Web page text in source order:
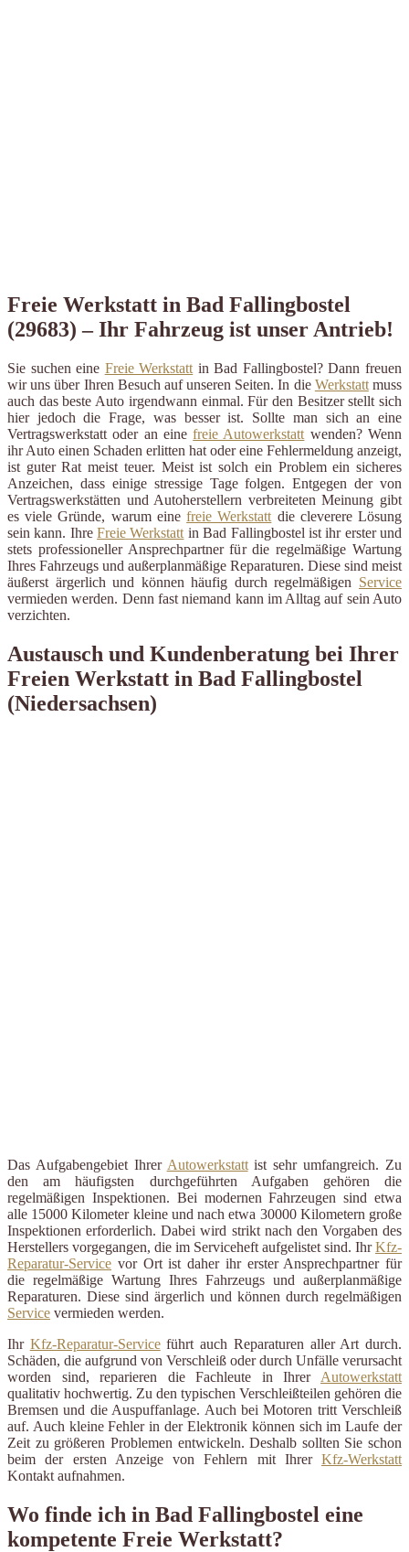
Freie Werkstatt in Bad Fallingbostel
(29683) – Ihr Fahrzeug ist unser Antrieb!
Sie suchen eine Freie Werkstatt in Bad Fallingbostel? Dann freuen
wir uns über Ihren Besuch auf unseren Seiten. In die Werkstattmuss
auch das beste Auto irgendwann einmal. Für den Besitzer stellt sich
hier jedoch die Frage, was besser ist. Sollte man sich an eine
Vertragswerkstatt oder an einefreie Autowerkstatt wenden? Wenn
ihr Auto einen Schaden erlitten hat oder eine Fehlermeldung anzeigt,
ist guter Rat meist teuer. Meist ist solch ein Problem ein sicheres
Anzeichen, dass einige stressige Tage folgen. Entgegen der von
Vertragswerkstätten und Autoherstellern verbreiteten Meinung gibt
es viele Gründe, warum einefreie Werkstatt die cleverere Lösung
sein kann. IhreFreie Werkstatt in Bad Fallingbostel ist ihr erster und
stets professioneller Ansprechpartner für die regelmäßige Wartung
Ihres Fahrzeugs und außerplanmäßige Reparaturen. Diese sind meist
äußerst ärgerlich und können häufig durch regelmäßigen Service
vermieden werden. Denn fast niemand kann im Alltag auf sein Auto
verzichten.
Austausch und Kundenberatung bei Ihrer
Freien Werkstatt in Bad Fallingbostel
(Niedersachsen)
Das Aufgabengebiet Ihrer Autowerkstattist sehr umfangreich. Zu
den am häufigsten durchgeführten Aufgaben gehören die
regelmäßigen Inspektionen. Bei modernen Fahrzeugen sind etwa
alle 15000 Kilometer kleine und nach etwa 30000 Kilometern große
Inspektionen erforderlich. Dabei wird strikt nach den Vorgaben des
Herstellers vorgegangen, die im Serviceheft aufgelistet sind. IhrKfz-
Reparatur-Service vor Ort ist daher ihr erster Ansprechpartner für
die regelmäßige Wartung Ihres Fahrzeugs und außerplanmäßige
Reparaturen. Diese sind ärgerlich und können durch regelmäßigen
Service vermieden werden.
Ihr Kfz-Reparatur-Serviceführt auch Reparaturen aller Art durch.
Schäden, die aufgrund von Verschleiß oder durch Unfälle verursacht
worden sind, reparieren die Fachleute in Ihrer Autowerkstatt
qualitativ hochwertig. Zu den typischen Verschleißteilen gehören die
Bremsen und die Auspuffanlage. Auch bei Motoren tritt Verschleiß
auf. Auch kleine Fehler in der Elektronik können sich im Laufe der
Zeit zu größeren Problemen entwickeln. Deshalb sollten Sie schon
beim der ersten Anzeige von Fehlern mit Ihrer Kfz-Werkstatt
Kontakt aufnahmen.
Wo finde ich in Bad Fallingbostel eine
kompetente Freie Werkstatt?